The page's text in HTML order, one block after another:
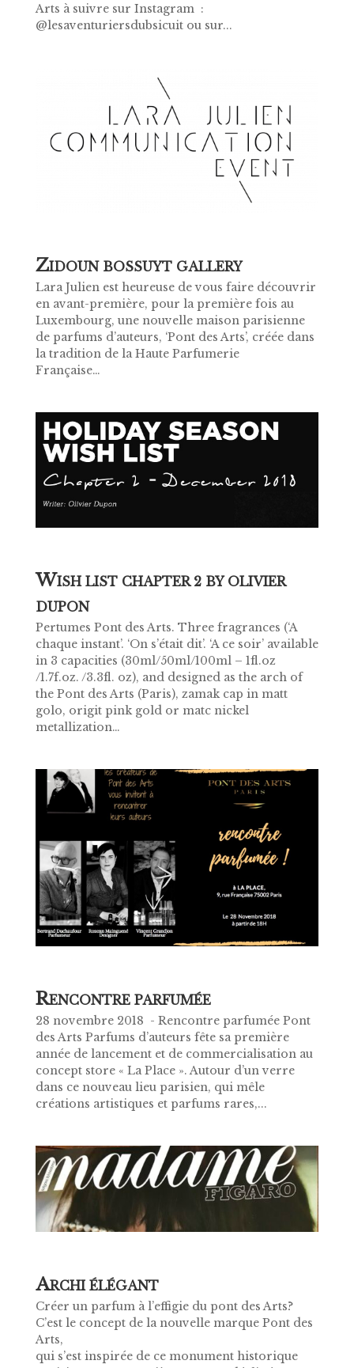
Arts à suivre sur Instagram :
@lesaventuriersdubsicuit ou sur...
ZIDOUN BOSSUYT GALLERY
Lara Julien est heureuse de vous faire découvrir
en avant-première, pour la première fois au
Luxembourg, une nouvelle maison parisienne
de parfums d’auteurs, ‘Pont des Arts’, créée dans
la tradition de la Haute Parfumerie
Française…
WISH LIST CHAPTER 2 BY OLIVIER
DUPON
Pertumes Pont des Arts. Three fragrances (‘A
chaque instant’. ‘On s’était dit’. ‘A ce soir’ available
in 3 capacities (30ml/50ml/100ml – 1fl.oz
/1.7f.oz. /3.3fl. oz), and designed as the arch of
the Pont des Arts (Paris), zamak cap in matt
golo, origit pink gold or matc nickel
metallization…
RENCONTRE PARFUMÉE
28 novembre 2018 - Rencontre parfumée Pont
des Arts Parfums d’auteurs fête sa première
année de lancement et de commercialisation au
concept store « La Place ». Autour d’un verre
dans ce nouveau lieu parisien, qui mêle
créations artistiques et parfums rares,...
ARCHI ÉLÉGANT
Créer un parfum à l’effigie du pont des Arts?
C’est le concept de la nouvelle marque Pont des
Arts,
qui s’est inspirée de ce monument historique